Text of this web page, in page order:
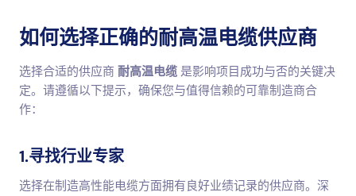
如何选择正确的耐高温电缆供应商
选择合适的供应商 耐高温电缆 是影响项目成功与否的关键决
定。请遵循以下提示，确保您与值得信赖的可靠制造商合
作：
1.寻找行业专家
选择在制造高性能电缆方面拥有良好业绩记录的供应商。深